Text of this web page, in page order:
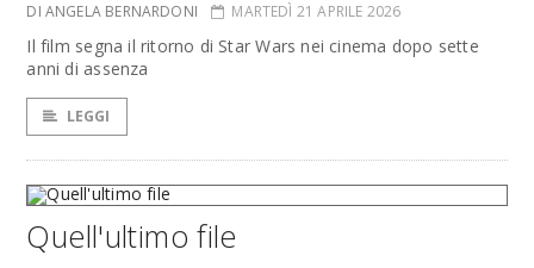
DI ANGELA BERNARDONI MARTEDÌ 21 APRILE 2026
Il film segna il ritorno di Star Wars nei cinema dopo sette
anni di assenza
LEGGI
Quell'ultimo file